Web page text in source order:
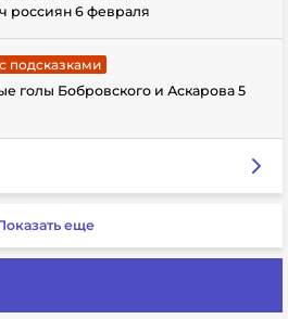
россиян 6 февраля
подсказками
голы Бобровского и Аскарова 5
еще